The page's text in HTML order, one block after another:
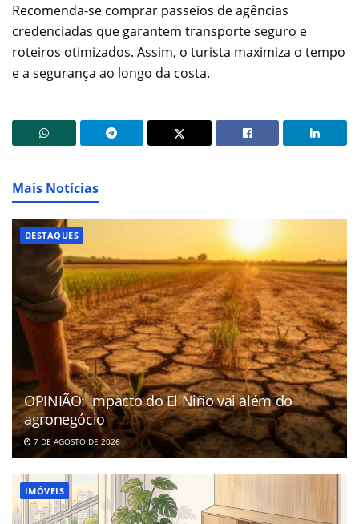
Recomenda-se comprar passeios de agências
credenciadas que garantem transporte seguro e
roteiros otimizados. Assim, o turista maximiza o tempo
e a segurança ao longo da costa.
Mais Notícias
DESTAQUES
OPINIÃO: Impacto do El Niño vai além do
agronegócio
7 DE AGOSTO DE 2026
IMÓVEIS